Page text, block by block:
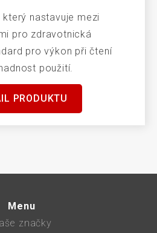
který nastavuje mezi
pro zdravotnická
pro výkon při čtení
použití.
PRODUKTU
Menu
značky